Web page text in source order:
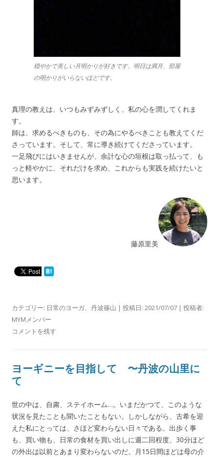
穏やかで美しい月明かりが好きです。明日は満月、部屋
の明かりがいらないほどです。
真理の教えは、いつもみずみずしく、私の心を潤してくれま
す。
師は、求めるべきものも、その為にやるべきことも教えてくだ
さっています。そして、常に導き続けてくださっています。
一足飛びにはいきませんが、余計な心の垣根は取っ払って、も
っと軽やかに、それだけを求め、これからも実践を続けたいと
思います。
藤原里美
カテゴリー: 日常のヨーガ、 丹波篠山 | 投稿日: 2021/07/07 | 投稿者:
MYMメンバー
コメントを残す
ヨーギニーを目指して 〜丹波の山里に
て
世の中は、自粛、ステイホーム…。いまだかつて、このような
状況を見たことも聞いたこともない。しかしながら、古希を迎
えた私にとっては、さほど変わらない日々である。出歩く事
も、買い物も、日常の食材を買い出しに週二回程度、30分ほど
の外出は以前とあまり変わらないのだ。月15日間ほどは母の介